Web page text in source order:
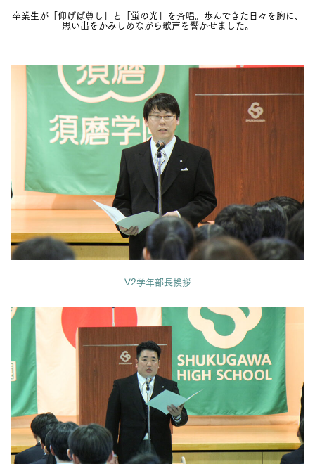
卒業生が「仰げば尊し」と「蛍の光」を斉唱。歩んできた日々を胸に、
思い出をかみしめながら歌声を響かせました。
V2学年部長挨拶